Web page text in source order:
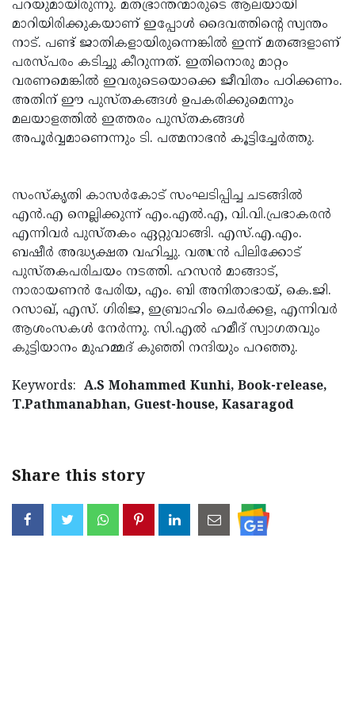
പറയുമായിരുന്നു. മതഭ്രാന്തന്മാരുടെ ആലയായി
മാറിയിരിക്കുകയാണ് ഇപ്പോള്‍ ദൈവത്തിന്റെ സ്വന്തം
നാട്. പണ്ട് ജാതികളായിരുന്നെങ്കില്‍ ഇന്ന് മതങ്ങളാണ്
പരസ്പരം കടിച്ചു കീറുന്നത്. ഇതിനൊരു മാറ്റം
വരണമെങ്കില്‍ ഇവരുടെയൊക്കെ ജീവിതം പഠിക്കണം.
അതിന് ഈ പുസ്തകങ്ങള്‍ ഉപകരിക്കുമെന്നും
മലയാളത്തില്‍ ഇത്തരം പുസ്തകങ്ങള്‍
അപൂര്‍വ്വമാണെന്നും ടി. പത്മനാഭന്‍ കൂട്ടിച്ചേര്‍ത്തു.
സംസ്‌കൃതി കാസര്‍കോട് സംഘടിപ്പിച്ച ചടങ്ങില്‍
എന്‍.എ നെല്ലിക്കുന്ന് എം.എല്‍.എ, വി.വി.പ്രഭാകരന്‍
എന്നിവര്‍ പുസ്തകം ഏറ്റുവാങ്ങി. എസ്.എ.എം.
ബഷീര്‍ അദ്ധ്യക്ഷത വഹിച്ചു. വത്സന്‍ പിലിക്കോട്
പുസ്തകപരിചയം നടത്തി. ഹസന്‍ മാങ്ങാട്,
നാരായണന്‍ പേരിയ, എം. ബി അനിതാഭായ്, കെ.ജി.
റസാഖ്, എസ്. ഗിരിജ, ഇബ്രാഹിം ചെര്‍ക്കള, എന്നിവര്‍
ആശംസകള്‍ നേര്‍ന്നു. സി.എല്‍ ഹമീദ് സ്വാഗതവും
കുട്ടിയാനം മുഹമ്മദ് കുഞ്ഞി നന്ദിയും പറഞ്ഞു.
Keywords: A.S Mohammed Kunhi, Book-release,
T.Pathmanabhan, Guest-house, Kasaragod
Share this story